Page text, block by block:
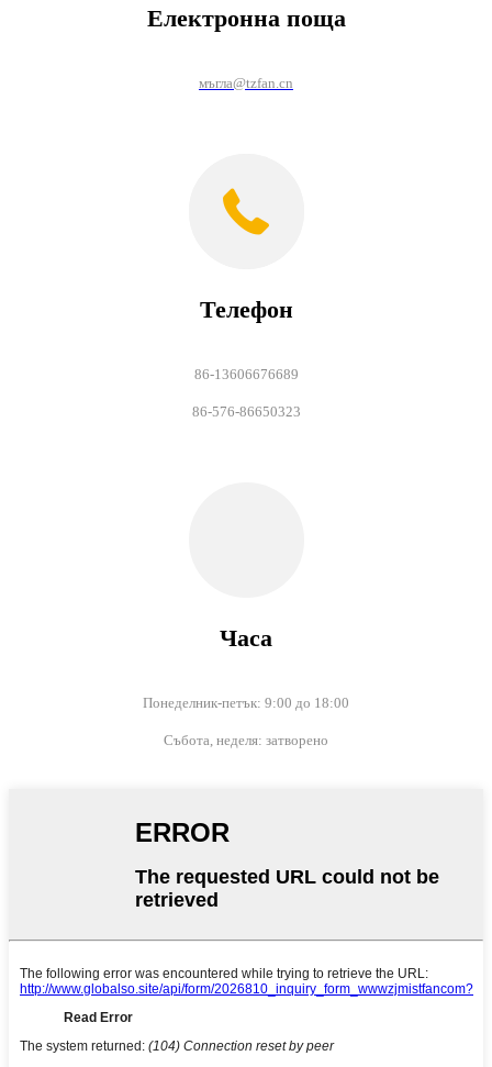
Електронна поща
мъгла@tzfan.cn
Телефон
86-13606676689
86-576-86650323
Часа
Понеделник-петък: 9:00 до 18:00
Събота, неделя: затворено